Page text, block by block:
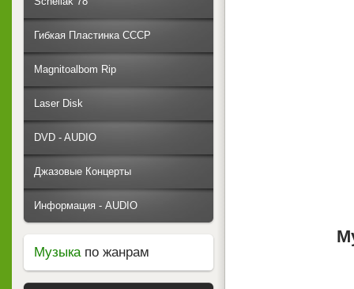
Гибкая Пластинка СССР
Magnitoalbom Rip
Laser Disk
DVD - AUDIO
Джазовые Концерты
Информация - AUDIO
Музыкапо жанрам